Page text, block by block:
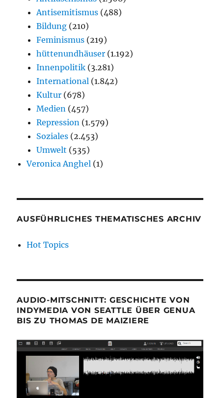
Antisemitismus (488)
Bildung (210)
Feminismus (219)
hüttenundhäuser (1.192)
Innenpolitik (3.281)
International (1.842)
Kultur (678)
Medien (457)
Repression (1.579)
Soziales (2.453)
Umwelt (535)
Veronica Anghel (1)
AUSFÜHRLICHES THEMATISCHES ARCHIV
Hot Topics
AUDIO-MITSCHNITT: GESCHICHTE VON
INDYMEDIA VON SEATTLE ÜBER GENUA
BIS ZU THOMAS DE MAIZIERE